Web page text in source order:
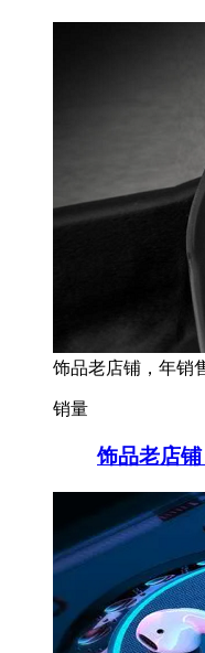
饰品老店铺，年销
销量
饰品老店